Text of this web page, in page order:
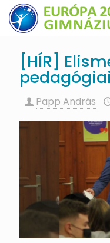
[HÍR]
Papp András